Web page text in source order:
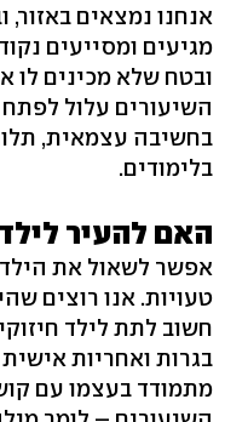
אנחנו נמצאים באזור,
מגיעים ומסייעים
ובטח שלא מכינים לו
השיעורים עלול לפתח
בחשיבה עצמאית,
בלימודים.
האם להעיר
אפשר לשאול את
טעויות. אנו רוצים
חשוב לתת לילד
בגרות ואחריות
מתמודד בעצמו עם